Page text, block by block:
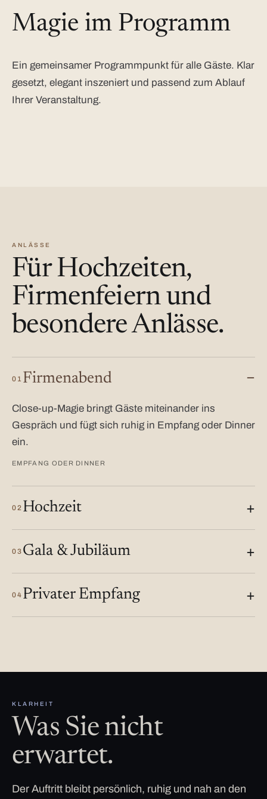
Magie im Programm
Ein gemeinsamer Programmpunkt für alle Gäste. Klar
gesetzt, elegant inszeniert und passend zum Ablauf
Ihrer Veranstaltung.
ANLÄSSE
Für Hochzeiten,
Firmenfeiern und
besondere Anlässe.
01 Firmenabend
Close-up-Magie bringt Gäste miteinander ins
Gespräch und fügt sich ruhig in Empfang oder Dinner
ein.
EMPFANG ODER DINNER
02 Hochzeit
03 Gala & Jubiläum
04 Privater Empfang
KLARHEIT
Was Sie nicht
erwartet.
Der Auftritt bleibt persönlich, ruhig und nah an den